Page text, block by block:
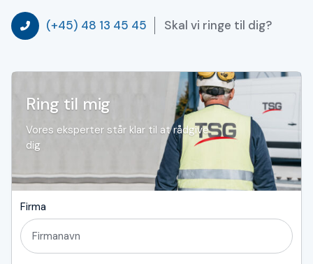
(+45) 48 13 45 45 Skal vi ringe til dig?
Ring til mig
Vores eksperter står klar til at rådgive
dig
Firma